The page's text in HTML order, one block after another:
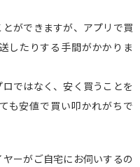
ができますが、アプリで買
したりする手間がかかりま
ではなく、安く買うことを
も安値で買い叩かれがちで
ーがご自宅にお伺いするの